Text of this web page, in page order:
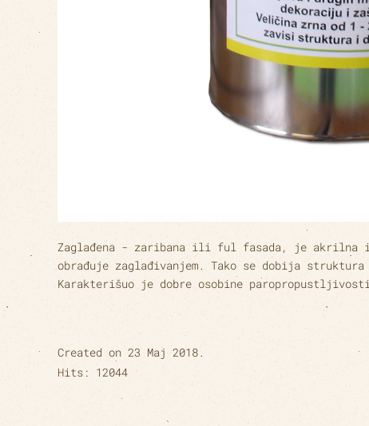
Zaglađena - zaribana ili ful fasada, je akrilna
obrađuje zaglađivanjem. Tako se dobija
Karakterišuo je dobre osobine
Created on 23 Maj 2018.
Hits: 12044